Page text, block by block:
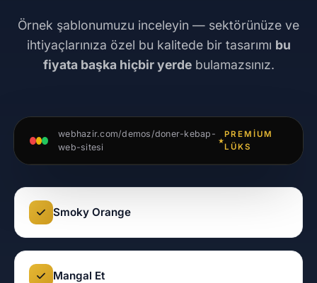
Örnek şablonumuzu inceleyin — sektörünüze ve
ihtiyaçlarınıza özel bu kalitede bir tasarımı bu
fiyata başka hiçbir yerdebulamazsınız.
webhazir.com/demos/doner-kebap-
web-sitesi
PREMIUM
LÜKS
Smoky Orange
Mangal Et